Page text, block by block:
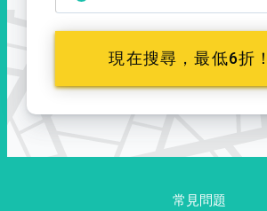
現在搜尋，最低6折
常見問題